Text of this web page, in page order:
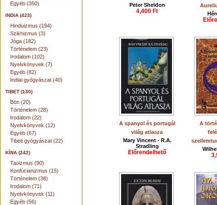
Egyéb (350)
INDIA (423)
Hinduizmus (194)
Szikhizmus (3)
Jóga (182)
Történelem (23)
Irodalom (102)
Nyelvkönyvek (7)
Egyéb (82)
Indiai gyógyászat (40)
TIBET (130)
Bön (20)
Történelem (28)
Irodalom (22)
Nyelvkönyvek (12)
Egyéb (67)
Tibeti gyógyászat (22)
KÍNA (242)
Taoizmus (90)
Konfúcianizmus (15)
Történelem (38)
Irodalom (71)
Nyelvkönyvek (11)
Egyéb (56)
Peter Sheldon
4,400 Ft
A spanyol és portugál
világ atlasza
Mary Vincent - R.A.
Stradling
Előrendelhető
A